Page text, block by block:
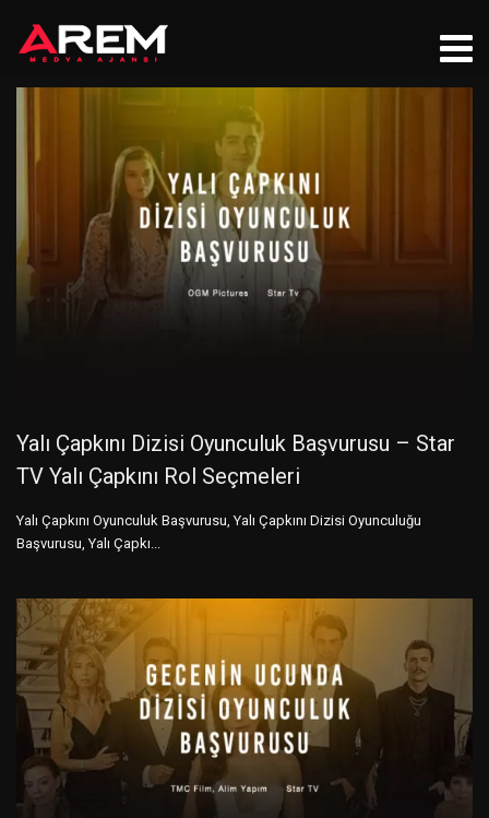
Yalı Çapkını Dizisi Oyunculuk Başvurusu – Star
TV Yalı Çapkını Rol Seçmeleri
Yalı Çapkını Oyunculuk Başvurusu, Yalı Çapkını Dizisi Oyunculuğu
Başvurusu, Yalı Çapkı...